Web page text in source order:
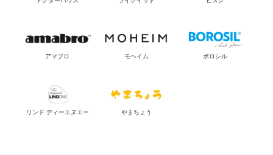
アマブロ モヘイム ボロシル
リンド ディーエヌエー やまちょう